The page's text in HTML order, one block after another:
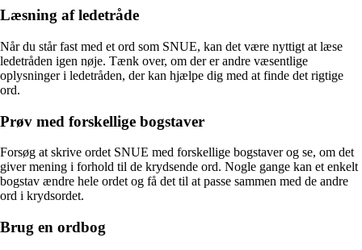
Læsning af ledetråde
Når du står fast med et ord som SNUE, kan det være nyttigt at læse
ledetråden igen nøje. Tænk over, om der er andre væsentlige
oplysninger i ledetråden, der kan hjælpe dig med at finde det rigtige
ord.
Prøv med forskellige bogstaver
Forsøg at skrive ordet SNUE med forskellige bogstaver og se, om det
giver mening i forhold til de krydsende ord. Nogle gange kan et enkelt
bogstav ændre hele ordet og få det til at passe sammen med de andre
ord i krydsordet.
Brug en ordbog